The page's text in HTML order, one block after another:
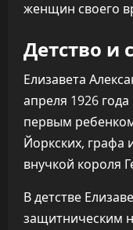
женщин своего
Детство и
Елизавета
апреля 1926
первым
Йоркских, графа
внучкой короля
В детстве
защитническим